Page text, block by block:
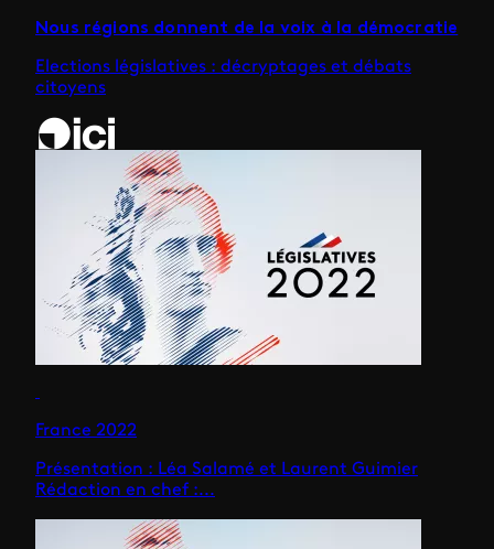
Nous régions donnent de la voix à la démocratie
Elections législatives : décryptages et débats
citoyens
France 2022
Présentation : Léa Salamé et Laurent Guimier
Rédaction en chef :...